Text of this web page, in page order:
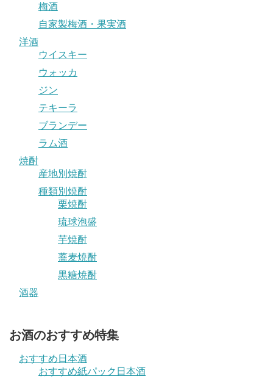
梅酒
自家製梅酒・果実酒
洋酒
ウイスキー
ウォッカ
ジン
テキーラ
ブランデー
ラム酒
焼酎
産地別焼酎
種類別焼酎
栗焼酎
琉球泡盛
芋焼酎
蕎麦焼酎
黒糖焼酎
酒器
お酒のおすすめ特集
おすすめ日本酒
おすすめ紙パック日本酒